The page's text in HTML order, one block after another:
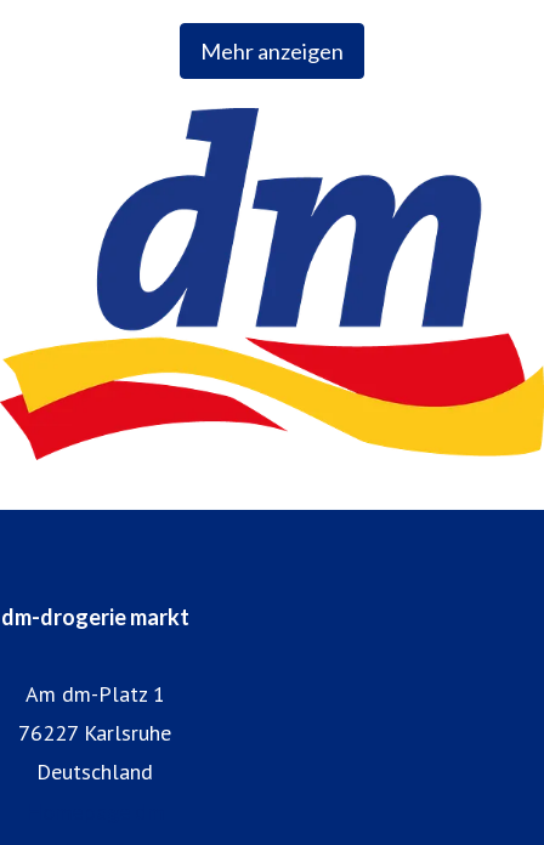
Mehr anzeigen
Naturkost, Babynahrung, Babykleidung, Babypflege,
Haushalt, Foto, Hygieneartikel, Tiernahrung.
dm-drogerie markt
Am dm-Platz 1
76227 Karlsruhe
Deutschland